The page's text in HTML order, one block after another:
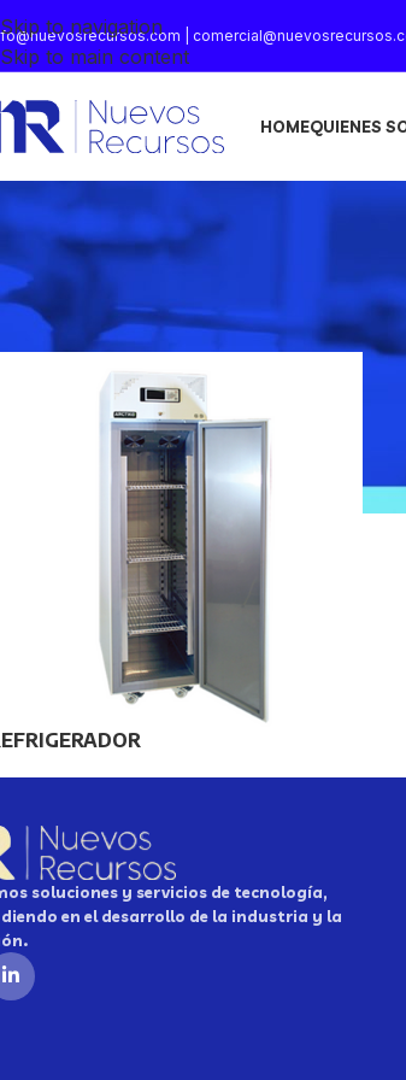
Skip to navigation
Skip to main content
|
HOMEQUIENES
Inicio
soluciones y servicios de tecnología,
en el desarrollo de la industria y la